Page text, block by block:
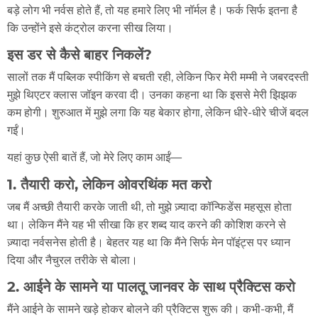
बड़े लोग भी नर्वस होते हैं, तो यह हमारे लिए भी नॉर्मल है। फर्क सिर्फ इतना है
कि उन्होंने इसे कंट्रोल करना सीख लिया।
इस डर से कैसे बाहर निकलें?
सालों तक मैं पब्लिक स्पीकिंग से बचती रही, लेकिन फिर मेरी मम्मी ने जबरदस्ती
मुझे थिएटर क्लास जॉइन करवा दी। उनका कहना था कि इससे मेरी झिझक
कम होगी। शुरुआत में मुझे लगा कि यह बेकार होगा, लेकिन धीरे-धीरे चीजें बदल
गईं।
यहां कुछ ऐसी बातें हैं, जो मेरे लिए काम आईं—
1. तैयारी करो, लेकिन ओवरथिंक मत करो
जब मैं अच्छी तैयारी करके जाती थी, तो मुझे ज़्यादा कॉन्फिडेंस महसूस होता
था। लेकिन मैंने यह भी सीखा कि हर शब्द याद करने की कोशिश करने से
ज़्यादा नर्वसनेस होती है। बेहतर यह था कि मैंने सिर्फ मेन पॉइंट्स पर ध्यान
दिया और नैचुरल तरीके से बोला।
2. आईने के सामने या पालतू जानवर के साथ प्रैक्टिस करो
मैंने आईने के सामने खड़े होकर बोलने की प्रैक्टिस शुरू की। कभी-कभी, मैं